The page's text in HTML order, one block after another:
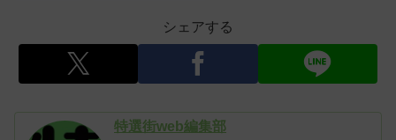
シェアする
特選街web編集部